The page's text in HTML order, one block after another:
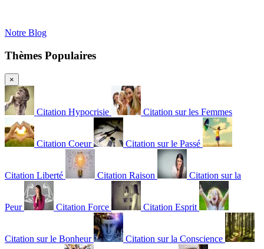
Notre Blog
Thèmes Populaires
×
Citation Hypocrisie Citation sur les Femmes
Citation Coeur Citation sur le Passé
Citation Liberté Citation Raison Citation sur la
Peur Citation Force Citation Esprit
Citation sur le Bonheur Citation sur la Conscience